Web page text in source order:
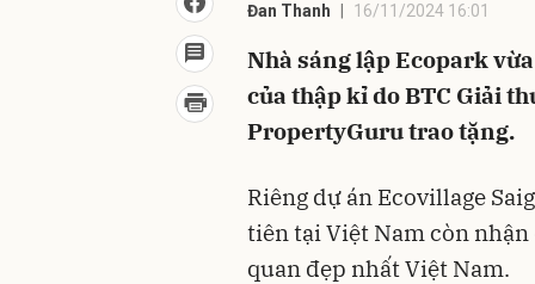
Đan Thanh 16/11/2024 16:01
Nhà sáng lập Ecopark
của thập kỉ do BTC Giải
PropertyGuru trao tặng.
Riêng dự án Ecovillage
tiên tại Việt Nam còn
quan đẹp nhất Việt Nam.